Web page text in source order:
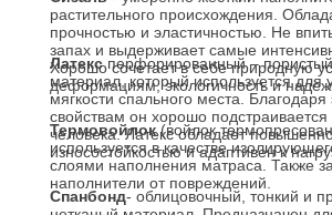
растительного происхождения.
прочностью и эластичностью. Не
запах и выдерживает самые
Хорошо сочетает в себе природную
деформациям, экологичность и
Латексперфорированный –
материал, который используется для
мягкости спального места.
свойствам он хорошо подстраивается
человека. Латекс обладает
износостойкостью и адаптивен к
Термовойлок(войлок термопресованный)-
используется в качестве
слоями наполнения матраса. Также
наполнители от повреждений.
Спанбонд- облицовочный, тонкий и